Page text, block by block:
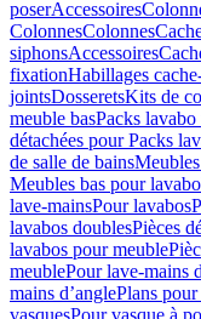
poserAccessoires
ColonnesColonnes
siphonsAccessoires
fixationHabillages
jointsDosseretsKits de
meuble basPacks
détachées pour Packs
de salle de bains
Meubles bas pour lavabo
lave-mainsPour lavabos
lavabos doublesPièces
lavabos pour meuble
meublePour lave-mains
mains d’anglePlans pour
vasquesPour vasque à